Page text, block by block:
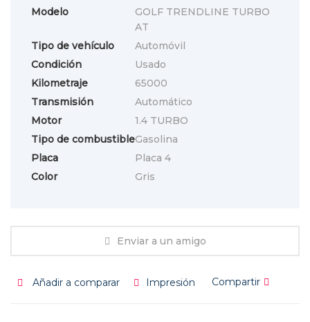
Modelo
GOLF TRENDLINE TURBO
AT
Tipo de vehículo
Automóvil
Condición
Usado
Kilometraje
65000
Transmisión
Automático
Motor
1.4 TURBO
Tipo de combustibleGasolina
Placa
Placa 4
Color
Gris
Enviar a un amigo
Añadir a comparar Impresión Compartir